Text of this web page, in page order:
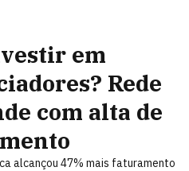
em
Rede
com alta de
alcançou 47% mais faturamento